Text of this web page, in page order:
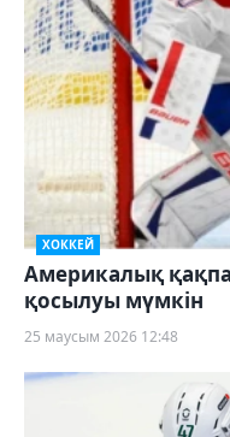
ХОККЕЙ
Америкалық
қосылуы мүмкін
25 маусым 2026 12:48